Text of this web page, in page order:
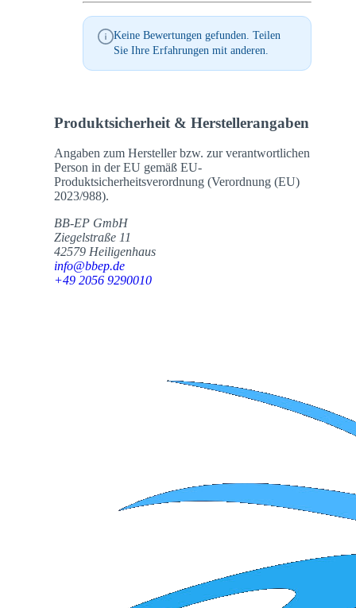
Keine Bewertungen gefunden. Teilen
Sie Ihre Erfahrungen mit anderen.
Produktsicherheit & Herstellerangaben
Angaben zum Hersteller bzw. zur verantwortlichen
Person in der EU gemäß EU-
Produktsicherheitsverordnung (Verordnung (EU)
2023/988).
BB-EP GmbH
Ziegelstraße 11
42579 Heiligenhaus
info@bbep.de
+49 2056 9290010